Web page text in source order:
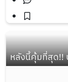
หลังนี้คุ้มที่สุด!!